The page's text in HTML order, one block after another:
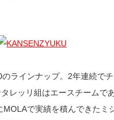
ラインナップ。2年連続で
レッリ組はエースチームで
MOLAで実績を積んできたミ